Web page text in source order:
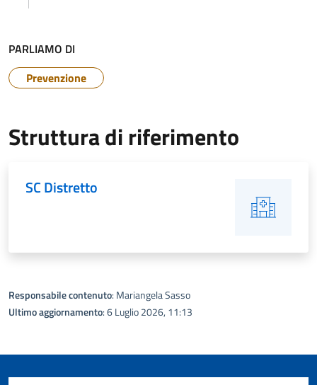
PARLIAMO DI
Prevenzione
Struttura di riferimento
SC Distretto
Responsabile contenuto: Mariangela Sasso
Ultimo aggiornamento: 6 Luglio 2026, 11:13